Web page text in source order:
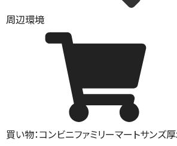
周辺環境
買い物：コンビニファミリーマートサンズ